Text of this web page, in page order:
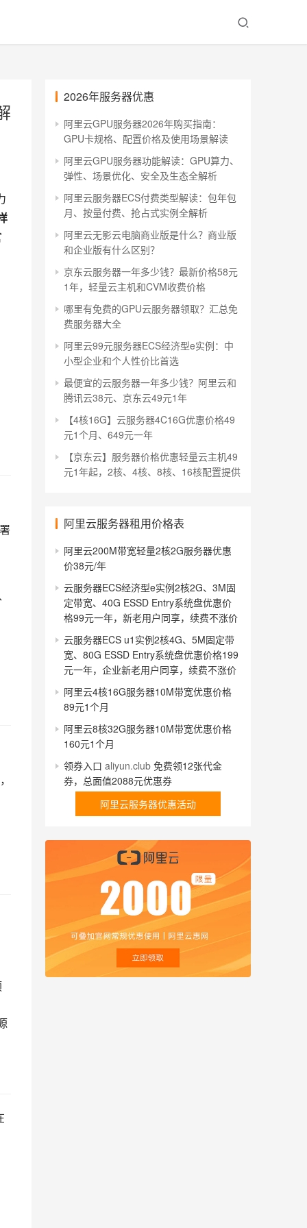
2026年服务器优惠
阿里云GPU服务器2026年购买指南：
GPU卡规格、配置价格及使用场景解读
阿里云GPU服务器功能解读：GPU算力、
弹性、场景优化、安全及生态全解析
阿里云服务器ECS付费类型解读：包年包
月、按量付费、抢占式实例全解析
阿里云无影云电脑商业版是什么？商业版
和企业版有什么区别？
京东云服务器一年多少钱？最新价格58元
1年，轻量云主机和CVM收费价格
哪里有免费的GPU云服务器领取？汇总免
费服务器大全
阿里云99元服务器ECS经济型e实例：中
小型企业和个人性价比首选
最便宜的云服务器一年多少钱？阿里云和
腾讯云38元、京东云49元1年
【4核16G】云服务器4C16G优惠价格49
元1个月、649元一年
【京东云】服务器价格优惠轻量云主机49
元1年起，2核、4核、8核、16核配置提供
阿里云服务器租用价格表
阿里云200M带宽轻量2核2G服务器优惠
价38元/年
云服务器ECS经济型e实例2核2G、3M固
定带宽、40G ESSD Entry系统盘优惠价
格99元一年，新老用户同享，续费不涨价
云服务器ECS u1实例2核4G、5M固定带
宽、80G ESSD Entry系统盘优惠价格199
元一年，企业新老用户同享，续费不涨价
阿里云4核16G服务器10M带宽优惠价格
89元1个月
阿里云8核32G服务器10M带宽优惠价格
160元1个月
领券入口 aliyun.club 免费领12张代金
券，总面值2088元优惠券
阿里云服务器优惠活动